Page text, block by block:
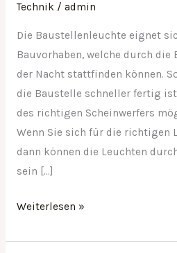
Technik/ admin
Die Baustellenleuchte eignet
Bauvorhaben, welche durch
der Nacht stattfinden können.
die Baustelle schneller fertig
des richtigen Scheinwerfers
Wenn Sie sich für die richtigen
dann können die Leuchten
sein […]
Weiterlesen »